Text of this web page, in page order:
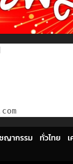
ญากรรม ทั่วไทย